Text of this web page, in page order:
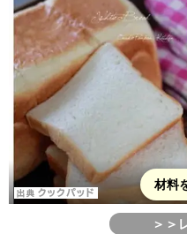
材料
＞＞